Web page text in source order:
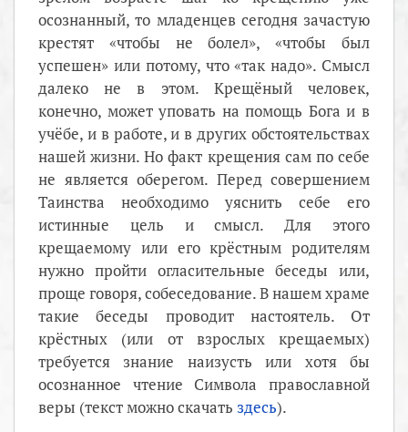
осознанный, то младенцев сегодня зачастую
крестят «чтобы не болел», «чтобы был
успешен» или потому, что «так надо». Смысл
далеко не в этом. Крещёный человек,
конечно, может уповать на помощь Бога и в
учёбе, и в работе, и в других обстоятельствах
нашей жизни. Но факт крещения сам по себе
не является оберегом. Перед совершением
Таинства необходимо уяснить себе его
истинные цель и смысл. Для этого
крещаемому или его крёстным родителям
нужно пройти огласительные беседы или,
проще говоря, собеседование. В нашем храме
такие беседы проводит настоятель. От
крёстных (или от взрослых крещаемых)
требуется знание наизусть или хотя бы
осознанное чтение Символа православной
веры (текст можно скачать здесь).